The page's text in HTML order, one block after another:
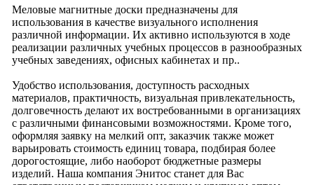
Меловые магнитные доски предназначены для
использования в качестве визуального исполнения
различной информации. Их активно используются в ходе
реализации различных учебных процессов в разнообразных
учебных заведениях, офисных кабинетах и пр..
Удобство использования, доступность расходных
материалов, практичность, визуальная привлекательность,
долговечность делают их востребованными в организациях
с различными финансовыми возможностями. Кроме того,
оформляя заявку на мелкий опт, заказчик также может
варьировать стоимость единиц товара, подбирая более
дорогостоящие, либо наоборот бюджетные размеры
изделий. Наша компания Энитос станет для Вас